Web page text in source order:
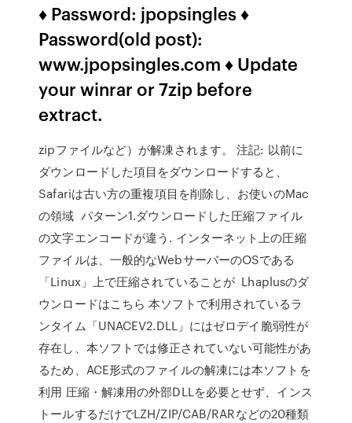
♦ Password: jpopsingles ♦
Password(old post):
www.jpopsingles.com ♦ Update
your winrar or 7zip before
extract.
zipファイルなど）が解凍されます。 注記: 以前に
ダウンロードした項目をダウンロードすると、
Safariは古い方の重複項目を削除し、お使いのMac
の領域 パターン1.ダウンロードした圧縮ファイル
の文字エンコードが違う. インターネット上の圧縮
ファイルは、一般的なWebサーバーのOSである
「Linux」上で圧縮されていることが Lhaplusのダ
ウンロードはこちら 本ソフトで利用されているラ
ンタイム「UNACEV2.DLL」にはゼロデイ脆弱性が
存在し、本ソフトでは修正されていない可能性があ
るため、ACE形式のファイルの解凍には本ソフトを
利用 圧縮・解凍用の外部DLLを必要とせず、インス
トールするだけでLZH/ZIP/CAB/RARなどの20種類